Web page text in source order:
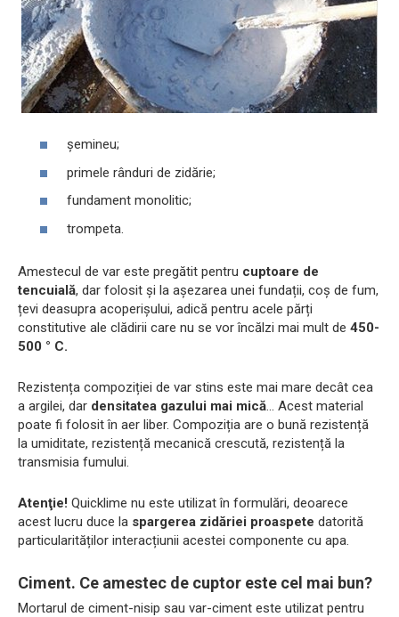
șemineu;
primele rânduri de zidărie;
fundament monolitic;
trompeta.
Amestecul de var este pregătit pentru cuptoare de
tencuială, dar folosit și la așezarea unei fundații, coș de fum,
țevi deasupra acoperișului, adică pentru acele părți
constitutive ale clădirii care nu se vor încălzi mai mult de 450-
500 ° C.
Rezistența compoziției de var stins este mai mare decât cea
a argilei, dar densitatea gazului mai mică... Acest material
poate fi folosit în aer liber. Compoziția are o bună rezistență
la umiditate, rezistență mecanică crescută, rezistență la
transmisia fumului.
Atenţie! Quicklime nu este utilizat în formulări, deoarece
acest lucru duce la spargerea zidăriei proaspete datorită
particularităților interacțiunii acestei componente cu apa.
Ciment. Ce amestec de cuptor este cel mai bun?
Mortarul de ciment-nisip sau var-ciment este utilizat pentru